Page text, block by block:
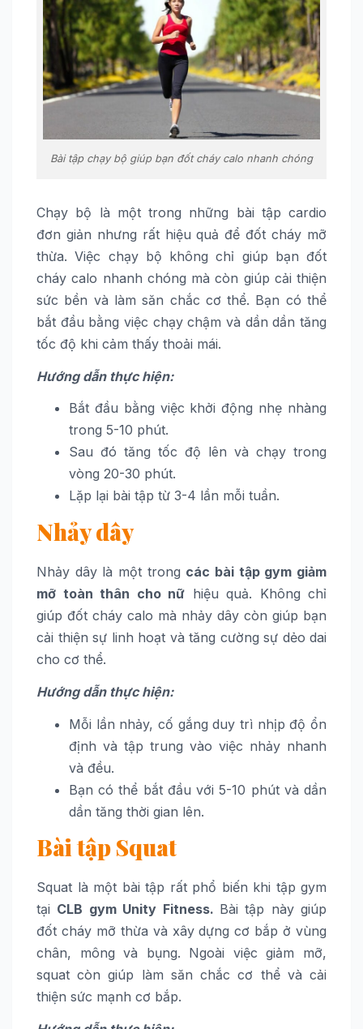
Bài tập chạy bộ giúp bạn đốt cháy calo nhanh chóng
Chạy bộ là một trong những bài tập cardio
đơn giản nhưng rất hiệu quả để đốt cháy mỡ
thừa. Việc chạy bộ không chỉ giúp bạn đốt
cháy calo nhanh chóng mà còn giúp cải thiện
sức bền và làm săn chắc cơ thể. Bạn có thể
bắt đầu bằng việc chạy chậm và dần dần tăng
tốc độ khi cảm thấy thoải mái.
Hướng dẫn thực hiện:
Bắt đầu bằng việc khởi động nhẹ nhàng
trong 5-10 phút.
Sau đó tăng tốc độ lên và chạy trong
vòng 20-30 phút.
Lặp lại bài tập từ 3-4 lần mỗi tuần.
Nhảy dây
Nhảy dây là một trong các bài tập gym giảm
mỡ toàn thân cho nữ hiệu quả. Không chỉ
giúp đốt cháy calo mà nhảy dây còn giúp bạn
cải thiện sự linh hoạt và tăng cường sự dẻo dai
cho cơ thể.
Hướng dẫn thực hiện:
Mỗi lần nhảy, cố gắng duy trì nhịp độ ổn
định và tập trung vào việc nhảy nhanh
và đều.
Bạn có thể bắt đầu với 5-10 phút và dần
dần tăng thời gian lên.
Bài tập Squat
Squat là một bài tập rất phổ biến khi tập gym
tại CLB gym Unity Fitness. Bài tập này giúp
đốt cháy mỡ thừa và xây dựng cơ bắp ở vùng
chân, mông và bụng. Ngoài việc giảm mỡ,
squat còn giúp làm săn chắc cơ thể và cải
thiện sức mạnh cơ bắp.